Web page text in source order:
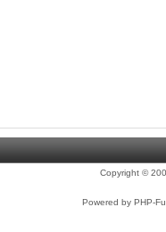
Copyright ©
Powered by PHP-